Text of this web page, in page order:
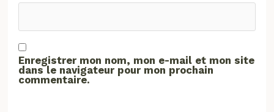
Enregistrer mon nom, mon e-mail et mon site
dans le navigateur pour mon prochain
commentaire.